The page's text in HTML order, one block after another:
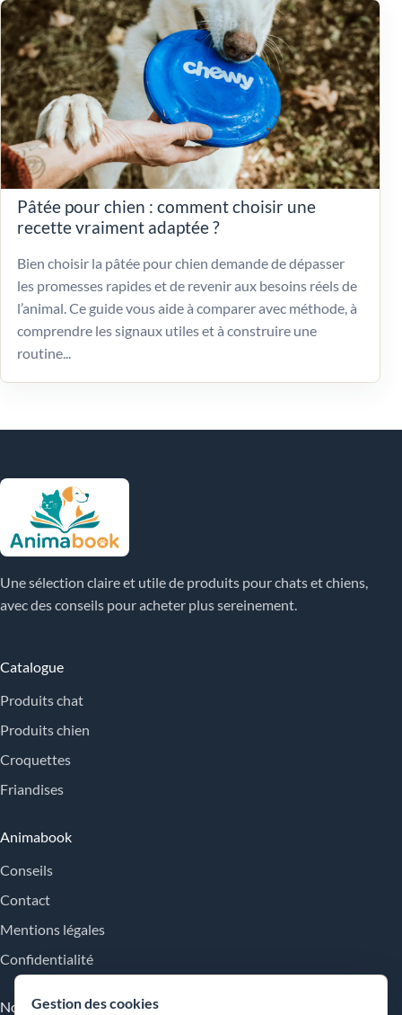
Pâtée pour chien : comment choisir une
recette vraiment adaptée ?
Bien choisir la pâtée pour chien demande de dépasser
les promesses rapides et de revenir aux besoins réels de
l’animal. Ce guide vous aide à comparer avec méthode, à
comprendre les signaux utiles et à construire une
routine...
Une sélection claire et utile de produits pour chats et chiens,
avec des conseils pour acheter plus sereinement.
Catalogue
Produits chat
Produits chien
Croquettes
Friandises
Animabook
Conseils
Contact
Mentions légales
Confidentialité
Nos engagements
Gestion des cookies